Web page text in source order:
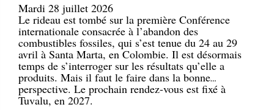
Mardi 28 juillet 2026
Le rideau est tombé sur la première Conférence
internationale consacrée à l’abandon des
combustibles fossiles, qui s’est tenue du 24 au 29
avril à Santa Marta, en Colombie. Il est désormais
temps de s’interroger sur les résultats qu’elle a
produits. Mais il faut le faire dans la bonne
perspective. Le prochain rendez-vous est fixé à
Tuvalu, en 2027.